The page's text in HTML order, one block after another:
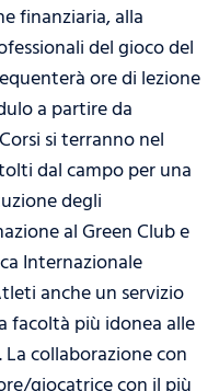
finanziaria, alla
del gioco del
ore di lezione
a partire da
si terranno nel
dal campo per una
degli
al Green Club e
Internazionale
anche un servizio
facoltà più idonea alle
collaborazione con